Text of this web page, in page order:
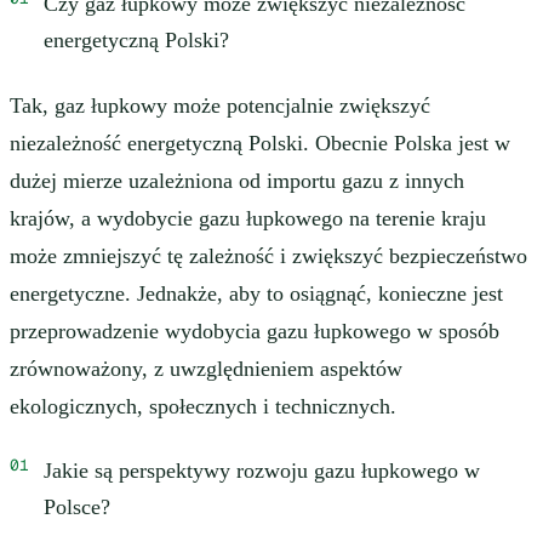
energetyczną Polski?
Tak, gaz łupkowy może potencjalnie zwiększyć
niezależność energetyczną Polski. Obecnie Polska jest w
dużej mierze uzależniona od importu gazu z innych
krajów, a wydobycie gazu łupkowego na terenie kraju
może zmniejszyć tę zależność i zwiększyć bezpieczeństwo
energetyczne. Jednakże, aby to osiągnąć, konieczne jest
przeprowadzenie wydobycia gazu łupkowego w sposób
zrównoważony, z uwzględnieniem aspektów
ekologicznych, społecznych i technicznych.
Jakie są perspektywy rozwoju gazu łupkowego w
Polsce?